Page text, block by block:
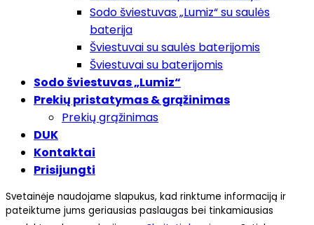
Sodo šviestuvas „Lumiz“ su saulės
baterija
Šviestuvai su saulės baterijomis
Šviestuvai su baterijomis
Sodo šviestuvas „Lumiz“
Prekių pristatymas & grąžinimas
Prekių grąžinimas
DUK
Kontaktai
Prisijungti
Svetainėje naudojame slapukus, kad rinktume informaciją ir
pateiktume jums geriausias paslaugas bei tinkamiausias